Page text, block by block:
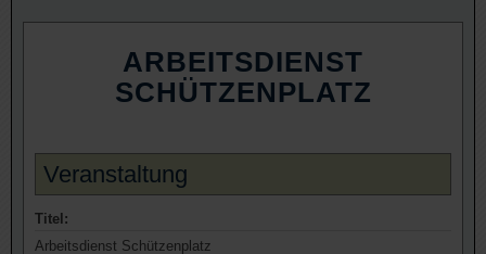
ARBEITSDIENST
SCHÜTZENPLATZ
Veranstaltung
Titel:
Arbeitsdienst Schützenplatz